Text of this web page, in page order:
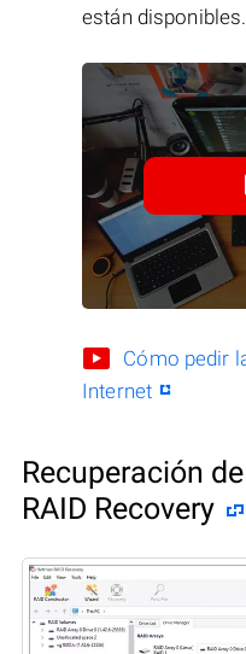
están disponibles.
Cómo pedir
Internet
Recuperación
RAID Recovery